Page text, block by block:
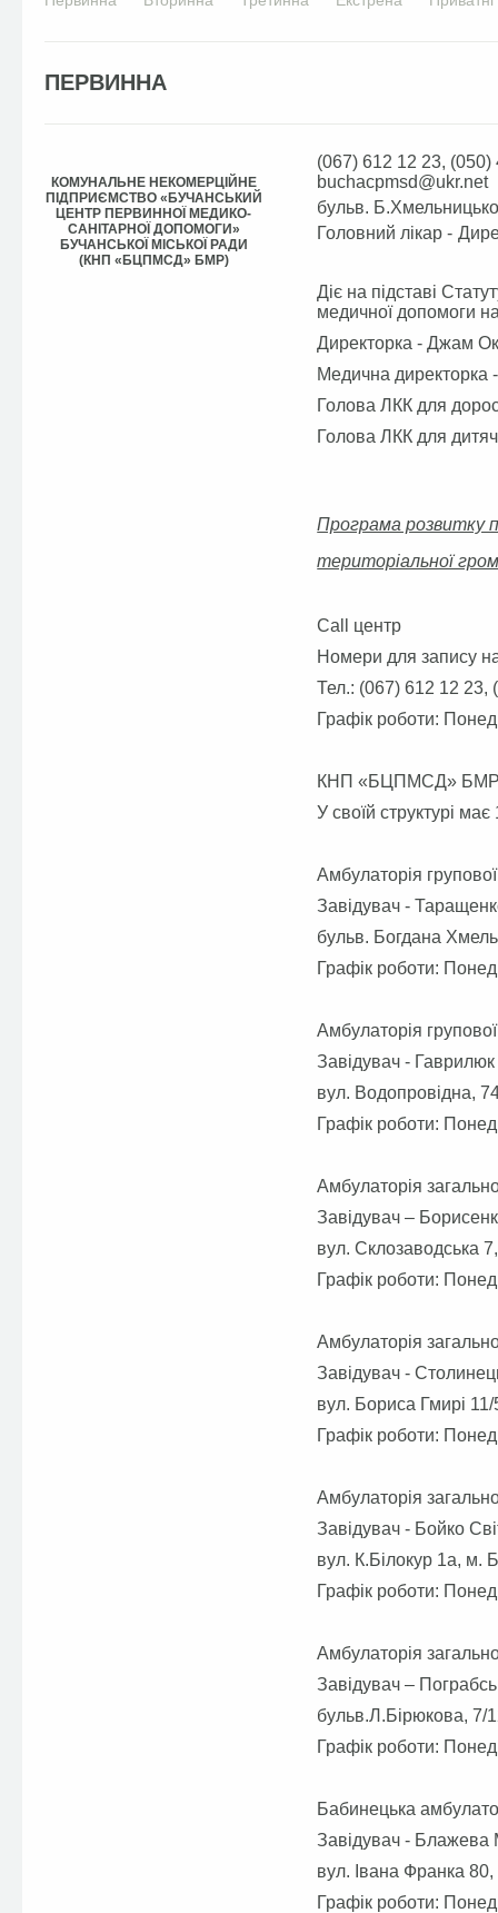
ПЕРВИННА
КОМУНАЛЬНЕ НЕКОМЕРЦІЙНЕ
ПІДПРИЄМСТВО «БУЧАНСЬКИЙ
ЦЕНТР ПЕРВИННОЇ МЕДИКО-
САНІТАРНОЇ ДОПОМОГИ»
БУЧАНСЬКОЇ МІСЬКОЇ РАДИ
(КНП «БЦПМСД» БМР)
(067) 612 12 23,
buchacpmsd@ukr.net
бульв.
Головний лікар -
Діє на підставі
медичної допомоги
Директорка - Джам
Медична директорка
Голова ЛКК для
Голова ЛКК для
Програма розвитку
територіальної
Call центр
Номери для запису
Тел.: (067) 612 12 23,
Графік роботи:
КНП «БЦПМСД»
У своїй структурі
Амбулаторія
Завідувач -
бульв. Богдана
Графік роботи:
Амбулаторія
Завідувач -
вул. Водопровідна,
Графік роботи:
Амбулаторія
Завідувач –
вул. Склозаводська
Графік роботи:
Амбулаторія
Завідувач -
вул. Бориса Гмирі
Графік роботи:
Амбулаторія
Завідувач - Бойко
вул. К.Білокур 1а, м.
Графік роботи:
Амбулаторія
Завідувач –
бульв.Л.Бірюкова, 7/
Графік роботи:
Бабинецька
Завідувач - Блажева
вул. Івана Франка
Графік роботи: